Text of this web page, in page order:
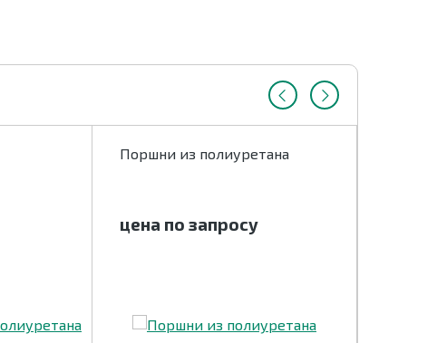
Поршни из полиуретана
цена по запросу